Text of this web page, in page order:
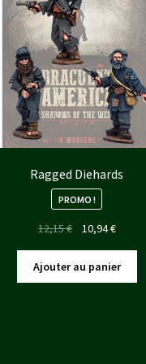
Ragged Diehards
PROMO !
12,15€
Le
initial
était :
10,94€Le
actuel
est :
Ajouter au panier